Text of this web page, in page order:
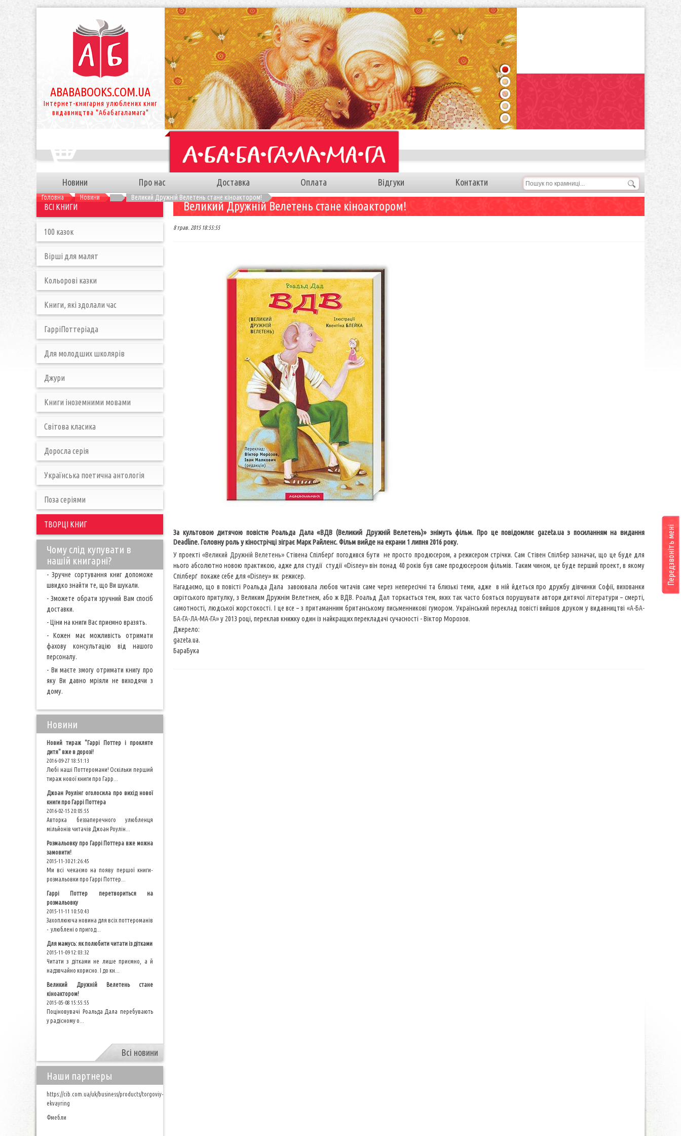
Передзвоніть мені
ABABABOOKS.COM.UA
Інтернет-книгарня улюблених книг
видавництва "Абабагаламага"
1
2
3
4
5
Новини Про нас Доставка Оплата Відгуки Контакти
Головна Новини Великий Дружній Велетень стане кіноактором!
Великий Дружній Велетень стане кіноактором!
8 трав. 2015 18:55:55
За культовою дитячою повістю Роальда Дала «ВДВ (Великий Дружній Велетень)» знімуть фільм. Про це повідомляє gazeta.ua з посиланням на видання
Deadline. Головну роль у кінострічці зіграє Марк Райленс. Фільм вийде на екрани 1 липня 2016 року.
У проекті«Великий Дружній Велетень»Стівена Спілберґ погодився бути не просто продюсером, а режисером стрічки. Сам Стівен Спілбер зазначає, що це буде для
нього абсолютно новою практикою, адже для студії студії «Disney» він понад 40 років був саме продюсероом фільмів. Таким чином, це буде перший проект, в якому
Спілберґ покаже себе для «Disney» як режисер.
Нагадаємо, що в повісті Роальда Дала завоювала любов читачів саме через непересічні та близькі теми, адже в ній йдеться про дружбу дівчинки Софії, вихованки
сирітського притулку, з Великим Дружнім Велетнем, або ж ВДВ. Роальд Дал торкається тем, яких так часто бояться порушувати автори дитячої літератури – смерті,
самотності, людської жорстокості. І це все – з притаманним британському письменникові гумором. Український переклад повісті вийшов друком у видавництві «А-БА-
БА-ГА-ЛА-МА-ГА»у 2013 році, переклав книжку один із найкращих перекладачі сучасності - Віктор Морозов.
Джерело:
gazeta.ua.
БараБука
ВСІ КНИГИ
100 казок
Вірші для малят
Кольорові казки
Книги, які здолали час
ГарріПоттеріада
Для молодших школярів
Джури
Книги іноземними мовами
Світова класика
Доросла серія
Українська поетична антологія
Поза серіями
ТВОРЦІ КНИГ
Чому слід купувати в
нашій книгарні?
- Зручне сортування книг допоможе
швидко знайти те, що Ви шукали.
- Зможете обрати зручний Вам спосіб
доставки.
- Ціни на книги Вас приємно вразять.
- Кожен має можливість отримати
фахову консультацію від нашого
персоналу.
- Ви маєте змогу отримати книгу про
яку Ви давно мріяли не виходячи з
дому.
Новини
Новий тираж "Гаррі Поттер і прокляте
дитя" вже в дорозі!
2016-09-27 18:51:13
Любі наші Поттеромани! Оскільки перший
тираж нової книги про Гарр...
Джоан Роулінг оголосила про вихід нової
книги про Гаррі Поттера
2016-02-15 20:05:55
Авторка беззаперечного улюбленця
мільйонів читачів Джоан Роулін...
Розмальовку про Гаррі Поттера вже можна
замовити!
2015-11-30 21:26:45
Ми всі чекаємо на появу першої книги-
розмальовки про Гаррі Поттер...
Гаррі Поттер перетвориться на
розмальовку
2015-11-11 10:50:43
Захоплююча новина для всіх поттероманів
- улюблені о пригод...
Для мамусь: як полюбити читати із дітками
2015-11-09 12:03:32
Читати з дітками не лише приємно, а й
надзвчайно корисно. І до кн...
Великий Дружній Велетень стане
кіноактором!
2015-05-08 15:55:55
Поціновувачі Роальда Дала перебувають
у радісному о...
Всі новини
Наши партнеры
https://cib.com.ua/uk/business/products/torgoviy-
ekvayring
Фмебли